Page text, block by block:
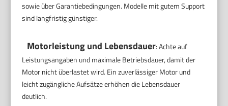
sowie über Garantiebedingungen. Modelle mit gutem Support
sind langfristig günstiger.
Motorleistung und Lebensdauer: Achte auf
Leistungsangaben und maximale Betriebsdauer, damit der
Motor nicht überlastet wird. Ein zuverlässiger Motor und
leicht zugängliche Aufsätze erhöhen die Lebensdauer
deutlich.